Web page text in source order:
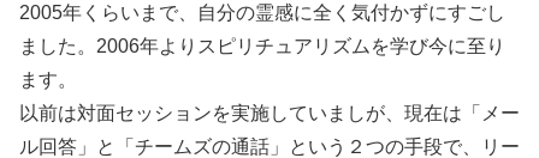
2005年くらいまで、自分の霊感に全く気付かずにすごし
ました。2006年よりスピリチュアリズムを学び今に至り
ます。
以前は対面セッションを実施していましが、現在は「メー
ル回答」と「チームズの通話」という２つの手段で、リー